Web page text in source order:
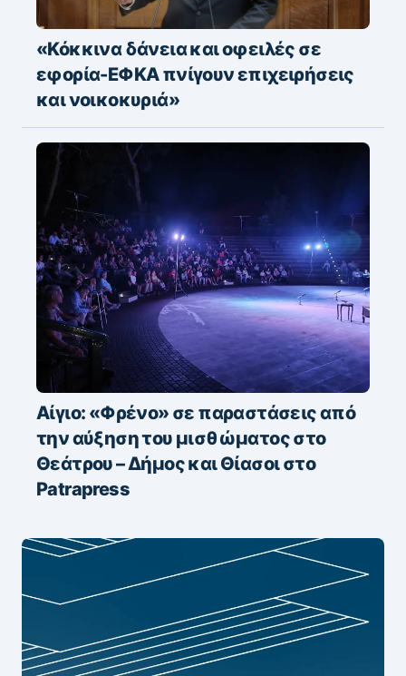
«Κόκκινα δάνεια και οφειλές σε
εφορία-ΕΦΚΑ πνίγουν επιχειρήσεις
και νοικοκυριά»
Αίγιο: «Φρένο» σε παραστάσεις από
την αύξηση του μισθώματος στο
Θεάτρου – Δήμος και Θίασοι στο
Patrapress